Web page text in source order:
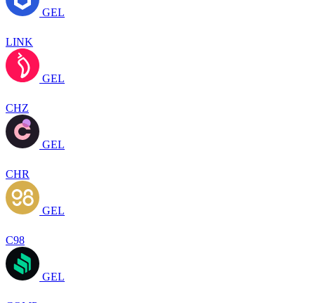
GEL
LINK
GEL
CHZ
GEL
CHR
GEL
C98
GEL